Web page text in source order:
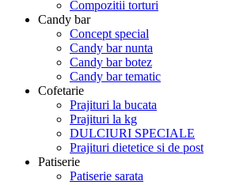
Compozitii torturi
Candy bar
Concept special
Candy bar nunta
Candy bar botez
Candy bar tematic
Cofetarie
Prajituri la bucata
Prajituri la kg
DULCIURI SPECIALE
Prajituri dietetice si de post
Patiserie
Patiserie sarata